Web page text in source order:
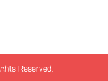
Reserved.